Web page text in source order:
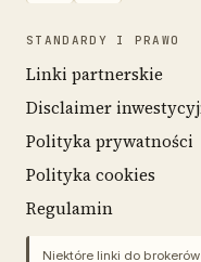
STANDARDY I PRAWO
Linki partnerskie
Disclaimer
Polityka prywatności
Polityka cookies
Regulamin
Niektóre linki do